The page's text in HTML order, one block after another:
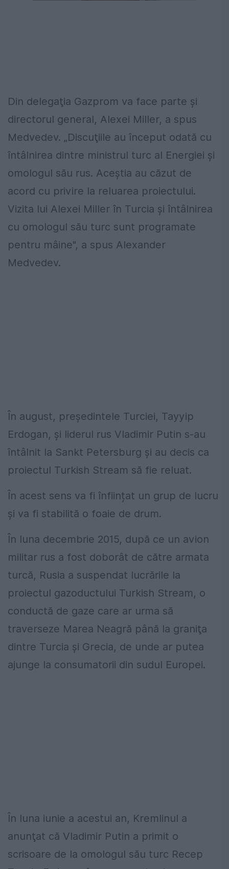
Din delegaţia Gazprom va face parte şi
directorul general, Alexei Miller, a spus
Medvedev. „Discuţiile au început odată cu
întâlnirea dintre ministrul turc al Energiei şi
omologul său rus. Aceştia au căzut de
acord cu privire la reluarea proiectului.
Vizita lui Alexei Miller în Turcia şi întâlnirea
cu omologul său turc sunt programate
pentru mâine", a spus Alexander
Medvedev.
În august, preşedintele Turciei, Tayyip
Erdogan, şi liderul rus Vladimir Putin s-au
întâlnit la Sankt Petersburg şi au decis ca
proiectul Turkish Stream să fie reluat.
În acest sens va fi înființat un grup de lucru
și va fi stabilită o foaie de drum.
În luna decembrie 2015, după ce un avion
militar rus a fost doborât de către armata
turcă, Rusia a suspendat lucrările la
proiectul gazoductului Turkish Stream, o
conductă de gaze care ar urma să
traverseze Marea Neagră până la graniţa
dintre Turcia şi Grecia, de unde ar putea
ajunge la consumatorii din sudul Europei.
În luna iunie a acestui an, Kremlinul a
anunţat că Vladimir Putin a primit o
scrisoare de la omologul său turc Recep